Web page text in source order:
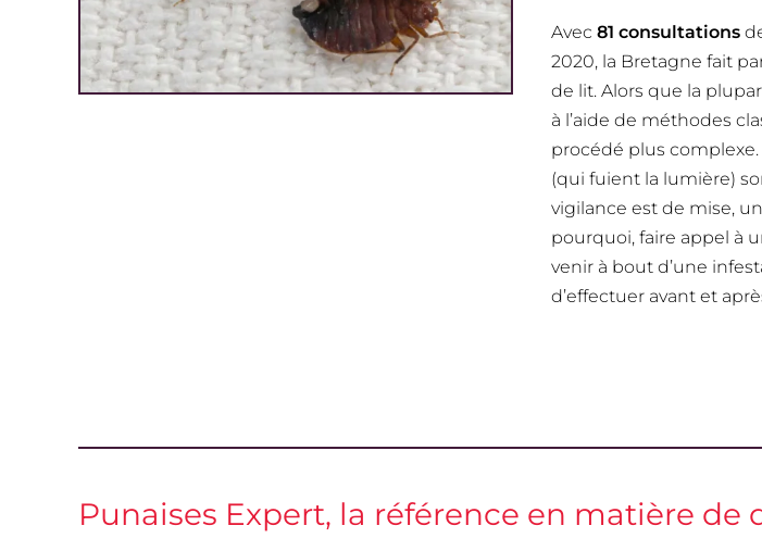
Avec 81 consultations
2020, la Bretagne fait
de lit. Alors que la
à l’aide de méthodes
procédé plus
(qui fuient la lumière)
vigilance est de mise,
pourquoi, faire appel à
venir à bout d’une
d’effectuer avant et
Punaises Expert, la référence en matière de